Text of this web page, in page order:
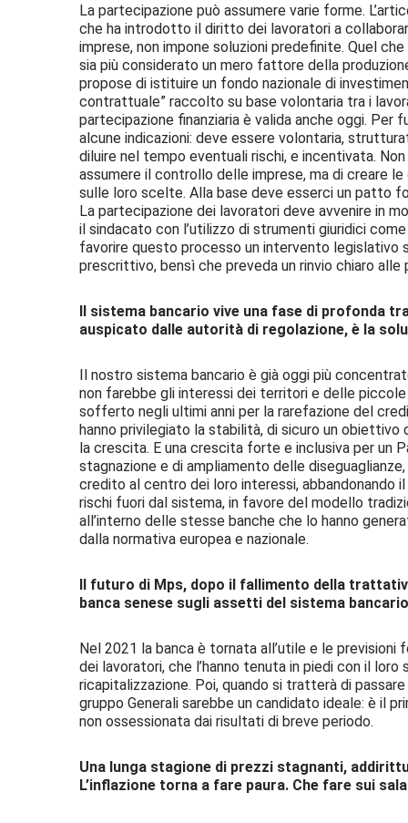
La partecipazione può assumere varie forme.
che ha introdotto il diritto dei lavoratori a
imprese, non impone soluzioni predefinite. Quel
sia più considerato un mero fattore della
propose di istituire un fondo nazionale di
contrattuale” raccolto su base volontaria tra i
partecipazione finanziaria è valida anche oggi. Per
alcune indicazioni: deve essere volontaria,
diluire nel tempo eventuali rischi, e incentivata.
assumere il controllo delle imprese, ma di creare
sulle loro scelte. Alla base deve esserci un patto
La partecipazione dei lavoratori deve avvenire in
il sindacato con l’utilizzo di strumenti giuridici
favorire questo processo un intervento legislativo
prescrittivo, bensì che preveda un rinvio chiaro alle
Il sistema bancario vive una fase di profonda
auspicato dalle autorità di regolazione, è la
Il nostro sistema bancario è già oggi più
non farebbe gli interessi dei territori e delle
sofferto negli ultimi anni per la rarefazione del
hanno privilegiato la stabilità, di sicuro un obiettivo
la crescita. E una crescita forte e inclusiva per un
stagnazione e di ampliamento delle
credito al centro dei loro interessi, abbandonando
rischi fuori dal sistema, in favore del modello
all’interno delle stesse banche che lo hanno
dalla normativa europea e nazionale.
Il futuro di Mps, dopo il fallimento della
banca senese sugli assetti del sistema
Nel 2021 la banca è tornata all’utile e le
dei lavoratori, che l’hanno tenuta in piedi con il
ricapitalizzazione. Poi, quando si tratterà di
gruppo Generali sarebbe un candidato ideale: è il
non ossessionata dai risultati di breve periodo.
Una lunga stagione di prezzi stagnanti,
L’inflazione torna a fare paura. Che fare sui